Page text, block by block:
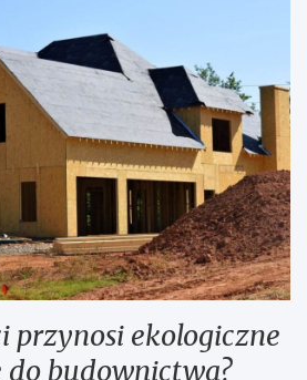
przynosi ekologiczne
do budownictwa?